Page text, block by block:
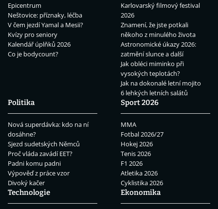
Epicentrum
Neštovice: příznaky, léčba
V čem jezdí Yamal a Mesii?
Kvízy pro seniory
Kalendář úplňků 2026
Co je bodycount?
Karlovarský filmový festival
2026
Znamení, že jste potkali
někoho z minulého života
Astronomické úkazy 2026:
zatmění slunce a další
Jak obléci miminko při
vysokých teplotách?
Jak na dokonalé letní mojito
6 lehkých letních salátů
Politika
Nová superdávka: kdo na ní
dosáhne?
Sjezd sudetských Němců
Proč vláda zavádí EET?
Padni komu padni
Výpověď z práce vzor
Divoký kačer
Sport 2026
MMA
Fotbal 2026/27
Hokej 2026
Tenis 2026
F1 2026
Atletika 2026
Cyklistika 2026
Technologie
Ekonomika